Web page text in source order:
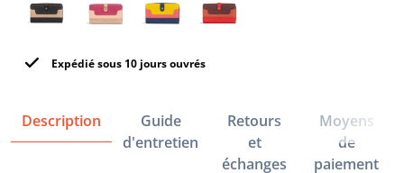
Expédié sous 10 jours ouvrés
Description
Guide
d'entretien
Retours
et
échanges
Moyens
de
paiement